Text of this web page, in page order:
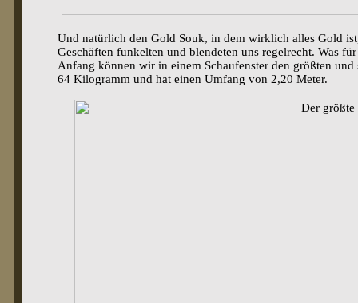
Und natürlich den Gold Souk, in dem wirklich alles Gold
Geschäften funkelten und blendeten uns regelrecht. Was
Anfang können wir in einem Schaufenster den größten
64 Kilogramm und hat einen Umfang von 2,20 Meter.